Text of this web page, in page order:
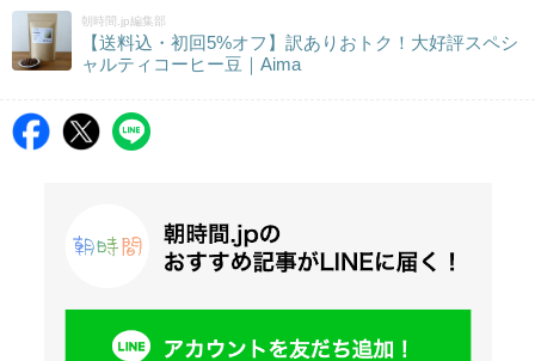
朝時間.jp編集部
【送料込・初回5%オフ】訳ありおトク！大好評スペシ
ャルティコーヒー豆｜Aima